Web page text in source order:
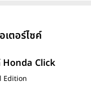
เตอร์ไซค์
Honda Click
Edition